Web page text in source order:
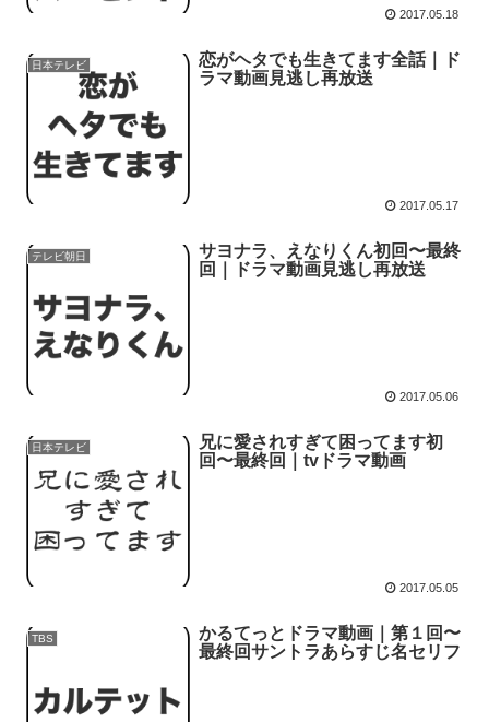
2017.05.18
日本テレビ
恋がヘタでも生きてます全話｜ド
ラマ動画見逃し再放送
2017.05.17
テレビ朝日
サヨナラ、えなりくん初回〜最終
回｜ドラマ動画見逃し再放送
2017.05.06
日本テレビ
兄に愛されすぎて困ってます初
回〜最終回｜tvドラマ動画
2017.05.05
TBS
かるてっとドラマ動画｜第１回〜
最終回サントラあらすじ名セリフ